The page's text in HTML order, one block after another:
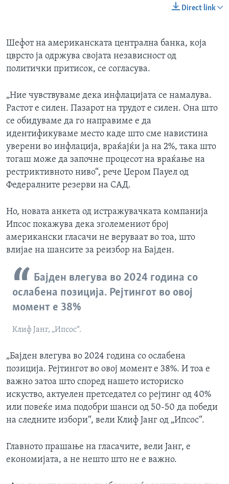
Direct link
Шефот на американската централна банка, која
цврсто ја одржува својата независност од
политички притисок, се согласува.
„Ние чувствуваме дека инфлацијата се намалува.
Растот е силен. Пазарот на трудот е силен. Она што
се обидуваме да го направиме е да
идентификуваме место каде што сме навистина
уверени во инфлација, враќајќи ја на 2%, така што
тогаш може да започне процесот на враќање на
рестриктивното ниво“, рече Џером Пауел од
Федералните резерви на САД.
Но, новата анкета од истражувачката компанија
Ипсос покажува дека зголемениот број
американски гласачи не веруваат во тоа, што
влијае на шансите за реизбор на Бајден.
Бајден влегува во 2024 година со
ослабена позиција. Рејтингот во овој
момент е 38%
Клиф Јанг, „Ипсос“.
„Бајден влегува во 2024 година со ослабена
позиција. Рејтингот во овој момент е 38%. И тоа е
важно затоа што според нашето историско
искуство, актуелен претседател со рејтинг од 40%
или повеќе има подобри шанси од 50-50 да победи
на следните избори“, вели Клиф Јанг од „Ипсос“.
Главното прашање на гласачите, вели Јанг, е
економијата, а не нешто што не е важно.